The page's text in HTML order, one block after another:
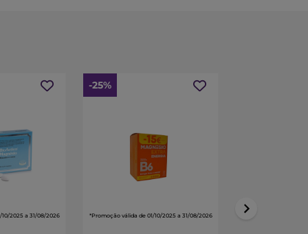
2025 a 31/08/2026
-25%
*Promoção válida de 01/10/2025 a 31/08/2026